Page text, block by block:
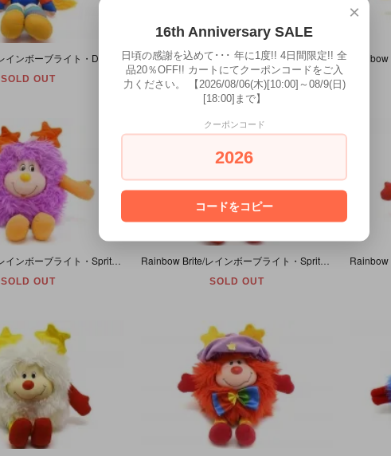
SOLD OUT
Rainbow Brite/レインボーブライト・Doll/ドール/人形/ぬいぐるみ・(足を伸ばした状態で)全長28cm・1983年
SOLD OUT
Rainbow Brite/レインボーブライト・Sprites/スプライト・Glee/グリー・ぬいぐるみ・1983年
SOLD OUT
Rainbow Brite/レインボーブライト・Sprites/スプライト・Champ/チャンプ・ぬいぐるみ・1983年・ダメージ
SOLD OUT
×
16th Anniversary SALE
日頃の感謝を込めて･･･ 年に1度!! 4日間限定!! 全
品20％OFF!! カートにてクーポンコードをご入
力ください。 【2026/08/06(木)[10:00]～08/9(日)
[18:00]まで】
クーポンコード
2026
コードをコピー